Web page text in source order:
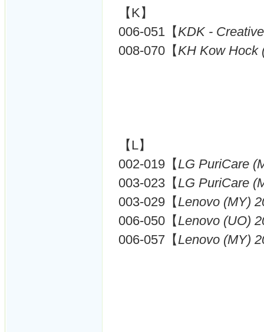
【K】
006-051【KDK -
008-070【KH Kow Hock
【L】
002-019【LG PuriCare
003-023【LG PuriCare
003-029【Lenovo (MY)
006-050【Lenovo (UO)
006-057【Lenovo (MY)